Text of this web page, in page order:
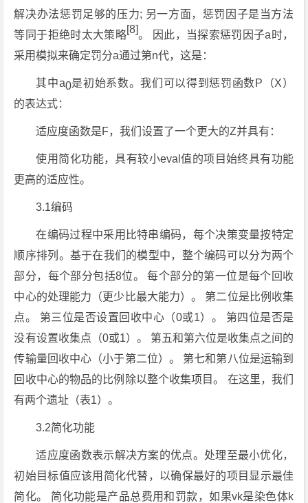
解决办法惩罚足够的压力; 另一方面，惩罚因子是当方法
等同于拒绝时太大策略[8]。 因此，当探索惩罚因子a时，
采用模拟来确定罚分a通过第n代，这是：
其中a0是初始系数。我们可以得到惩罚函数P（X）
的表达式：
适应度函数是F，我们设置了一个更大的Z并具有：
使用简化功能，具有较小eval值的项目始终具有功能
更高的适应性。
3.1编码
在编码过程中采用比特串编码，每个决策变量按特定
顺序排列。基于在我们的模型中，整个编码可以分为两个
部分，每个部分包括8位。 每个部分的第一位是每个回收
中心的处理能力（更少比最大能力）。 第二位是比例收集
点。 第三位是否设置回收中心（0或1）。 第四位是否是
没有设置收集点（0或1）。 第五和第六位是收集点之间的
传输量回收中心（小于第二位）。 第七和第八位是运输到
回收中心的物品的比例除以整个收集项目。 在这里，我们
有两个遗址（表1）。
3.2简化功能
适应度函数表示解决方案的优点。处理至最小优化，
初始目标值应该用简化代替，以确保最好的项目显示最佳
简化。 简化功能是产品总费用和罚款，如果vk是染色体k